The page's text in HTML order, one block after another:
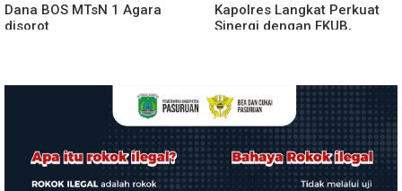
Dana BOS MTsN 1 Agara
disorot
Kapolres Langkat Perkuat
Sinergi dengan FKUB,